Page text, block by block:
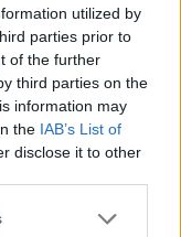
utilized by
parties prior to
of the further
third parties on the
information may
the IAB’s List of
disclose it to other
or more Google
azokat,
Így néhány
csapos, a
számára
kerülhet ilyen
beszélgetés